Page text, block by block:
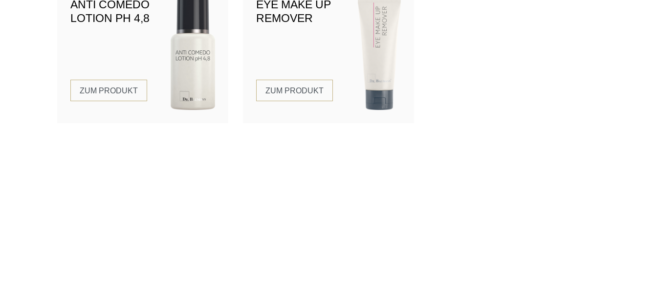
ANTI COMEDO
LOTION PH 4,8
ZUM PRODUKT
EYE MAKE UP
REMOVER
ZUM PRODUKT